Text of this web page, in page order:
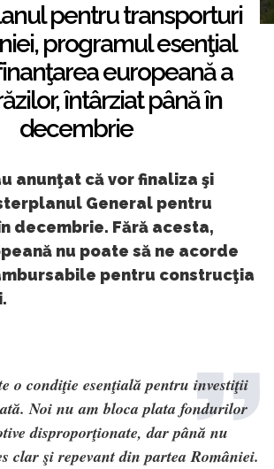
pentru transporturi
programul esenţial
europeană a
întârziat până în
decembrie
anunţat că vor finaliza şi
General pentru
decembrie. Fără acesta,
nu poate să ne acorde
pentru construcţia
o condiţie esenţială pentru investiţii
Noi nu am bloca plata fondurilor
disproporţionate, dar până nu
clar şi repevant din partea României.